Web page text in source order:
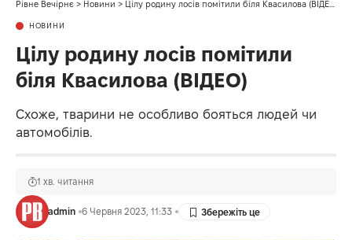
Рівне Вечірнє > Новини > Цілу родину лосів помітили біля Квасилова (ВІДЕО)
НОВИНИ
Цілу родину лосів помітили
біля Квасилова (ВІДЕО)
Схоже, тварини не особливо бояться людей чи
автомобілів.
admin 6 Червня 2023, 11:33
1 хв. читання